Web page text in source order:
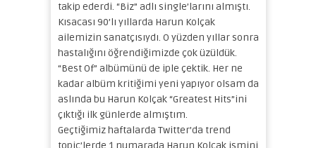
takip ederdi. “Biz” adlı single’larını almıştı.
Kısacası 90’lı yıllarda Harun Kolçak
ailemizin sanatçısıydı. O yüzden yıllar sonra
hastalığını öğrendiğimizde çok üzüldük.
“Best Of” albümünü de iple çektik. Her ne
kadar albüm kritiğimi yeni yapıyor olsam da
aslında bu Harun Kolçak “Greatest Hits”ini
çıktığı ilk günlerde almıştım.
Geçtiğimiz haftalarda Twitter’da trend